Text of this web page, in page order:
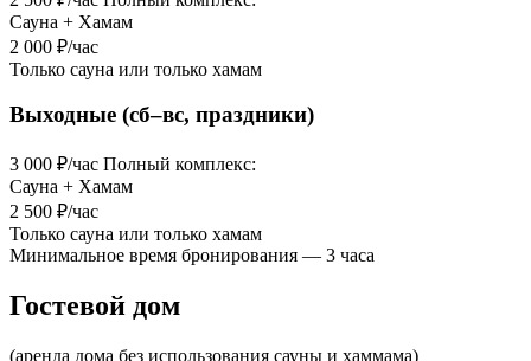
Сауна + Хамам
2 000 ₽/час
Только сауна или только хамам
Выходные (сб–вс, праздники)
3 000 ₽/час Полный комплекс:
Сауна + Хамам
2 500 ₽/час
Только сауна или только хамам
Минимальное время бронирования — 3 часа
Гостевой дом
(аренда дома без использования сауны и хаммама)